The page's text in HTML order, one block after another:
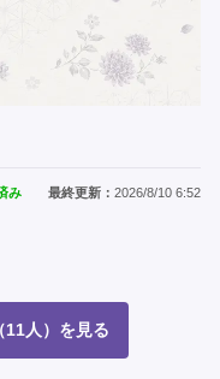
み 最終更新： 2026/8/10 6:52
11人）を見る